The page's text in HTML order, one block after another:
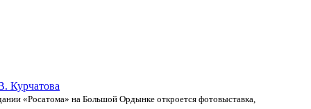
Курчатова
«Росатома» на Большой Ордынке откроется фотовыставка,